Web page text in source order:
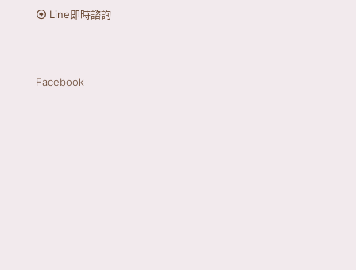
Line即時諮詢
Facebook